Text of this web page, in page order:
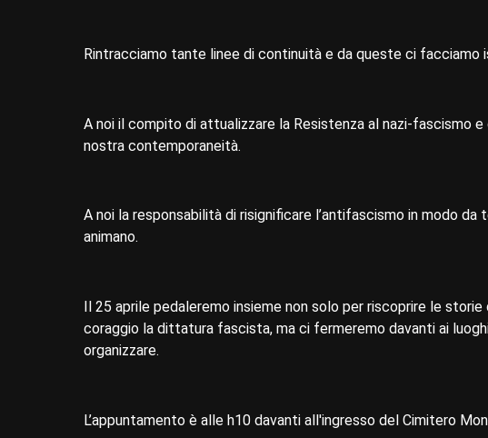
Rintracciamo tante linee di continuità e da queste ci facciamo
A noi il compito di attualizzare la Resistenza al nazi-fascismo
nostra contemporaneità.
A noi la responsabilità di risignificare l’antifascismo in modo
animano.
Il 25 aprile pedaleremo insieme non solo per riscoprire le
coraggio la dittatura fascista, ma ci fermeremo davanti ai
organizzare.
L’appuntamento è alle h10 davanti all'ingresso del Cimitero